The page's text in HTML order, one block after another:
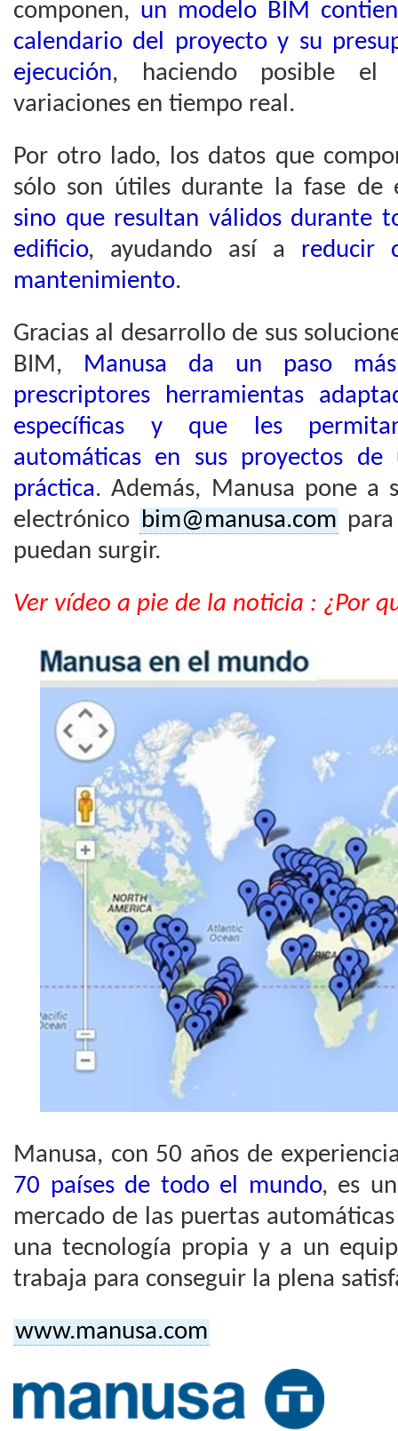
componen, un modelo BIM
calendario del proyecto y su
ejecución, haciendo posible el
variaciones en tiempo real.
Por otro lado, los datos que
sólo son útiles durante la fase de
sino que resultan válidos durante
edificio, ayudando así a reducir
mantenimiento.
Gracias al desarrollo de sus
BIM, Manusa da un paso
prescriptores herramientas
específicas y que les
automáticas en sus proyectos
práctica. Además, Manusa pone a
electrónico bim@manusa.com
puedan surgir.
Ver vídeo a pie de la noticia : ¿Por
Manusa, con 50 años de
70 países de todo el mundo, es
mercado de las puertas
una tecnología propia y a un
trabaja para conseguir la plena
www.manusa.com